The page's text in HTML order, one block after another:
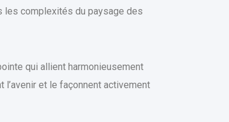
les complexités du paysage des
qui allient harmonieusement
et le façonnent activement